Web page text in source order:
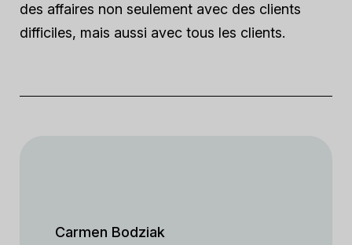
des affaires non seulement avec des clients
difficiles, mais aussi avec tous les clients.
Carmen Bodziak